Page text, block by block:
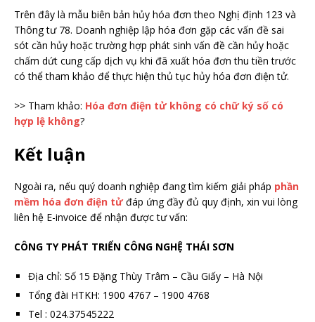
Trên đây là mẫu biên bản hủy hóa đơn theo Nghị định 123 và
Thông tư 78. Doanh nghiệp lập hóa đơn gặp các vấn đề sai
sót cần hủy hoặc trường hợp phát sinh vấn đề cần hủy hoặc
chấm dứt cung cấp dịch vụ khi đã xuất hóa đơn thu tiền trước
có thể tham khảo để thực hiện thủ tục hủy hóa đơn điện tử.
>> Tham khảo: Hóa đơn điện tử không có chữ ký số có
hợp lệ không?
Kết luận
Ngoài ra, nếu quý doanh nghiệp đang tìm kiếm giải pháp phần
mềm hóa đơn điện tửđáp ứng đầy đủ quy định, xin vui lòng
liên hệ E-invoice để nhận được tư vấn:
CÔNG TY PHÁT TRIỂN CÔNG NGHỆ THÁI SƠN
Địa chỉ: Số 15 Đặng Thùy Trâm – Cầu Giấy – Hà Nội
Tổng đài HTKH: 1900 4767 – 1900 4768
Tel : 024.37545222